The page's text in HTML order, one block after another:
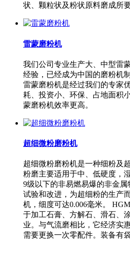
状、颗粒状及粉状原料磨成所
雷蒙磨粉机
我们公司专业生产大、中型雷
经验，已经成为中国的磨粉机
雷蒙磨粉机是经过我们的专家
耗、投资小、环保、占地面积
蒙磨粉机效率更高。
超细微粉磨粉机
超细微粉磨粉机是一种细粉及
粉磨主要适用于中、低硬度，
9级以下的非易燃易爆的非金
试验和改进，为超细粉的生产
机，细度可达0.006毫米。
于加工石膏、方解石、滑石、
业。与气流磨相比，它经济实
需要更换一次零配件。装备有